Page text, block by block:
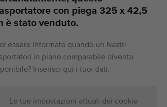
con piega 325 x 42,5
è stato venduto.
essere informato quando un Nastri
in piano comparabile diventa
Inserisci qui i tuoi dati.
Le tue impostazioni attuali dei cookie